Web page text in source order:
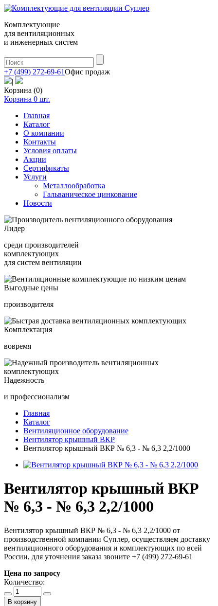
Комплектующие
для вентиляционных
и инженерных систем
+7 (499) 272-69-61Офис продаж
|
Корзина (0)
Корзина 0 шт.
Главная
Каталог
О компании
Контакты
Условия оплаты
Акции
Сертификаты
Услуги
Металлообработка
Гальваническое цинкование
Новости
Лидер
среди производителей
комплектующих
для систем вентиляции
Выгодные цены
производителя
Комплектация
вовремя
Надежность
и профессионализм
Главная
Каталог
Вентиляционное оборудование
Вентилятор крышный ВКР
Вентилятор крышный BКР № 6,3 - № 6,3 2,2/1000
Вентилятор крышный BКР
№ 6,3 - № 6,3 2,2/1000
Вентилятор крышный BКР № 6,3 - № 6,3 2,2/1000 от
производственной компании Суплер, осуществляем доставку
вентиляционного оборудования и комплектующих по всей
России, для уточнения заказа звоните +7 (499) 272-69-61
Цена по запросу
Количество:
В корзину